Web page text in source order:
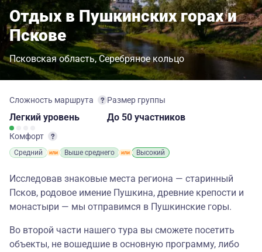
Отдых в Пушкинских горах и
Пскове
Псковская область Серебряное кольцо
Сложность маршрута
Легкий уровень
Комфорт
Средний Выше среднего Высокий
Размер группы
до 50 участников
Исследовав знаковые места региона — старинный
Псков, родовое имение Пушкина, древние крепости и
монастыри — мы отправимся в Пушкинские горы.
Во второй части нашего тура вы сможете посетить
объекты, не вошедшие в основную программу, либо